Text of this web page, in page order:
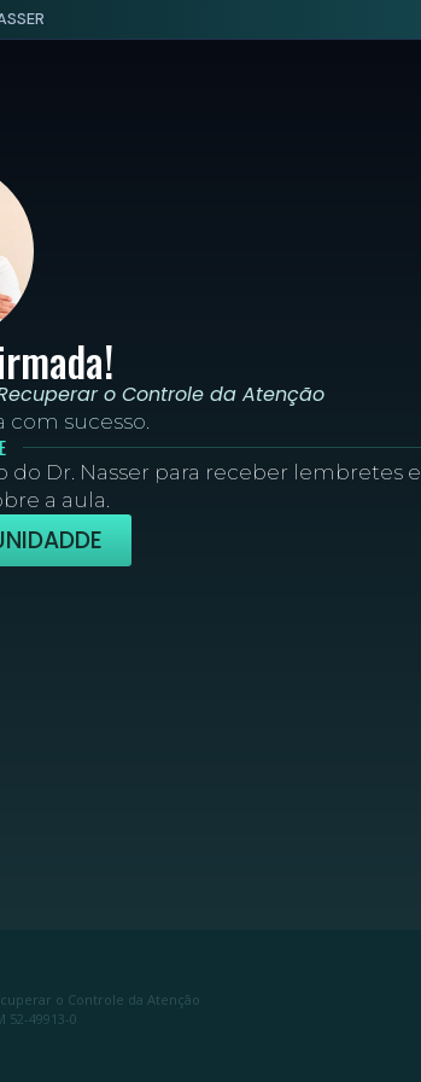
o Controle da Atenção
com sucesso.
Dr. Nasser para receber lembretes e
a aula.
o Controle da Atenção
52-49913-0